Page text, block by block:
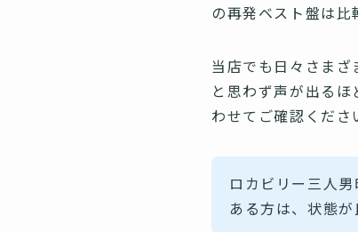
の再発ベスト盤は比
当店でも日々さまざ
と思わず声が出るほ
わせてご確認くださ
ロカビリー三人
ある方は、状態が